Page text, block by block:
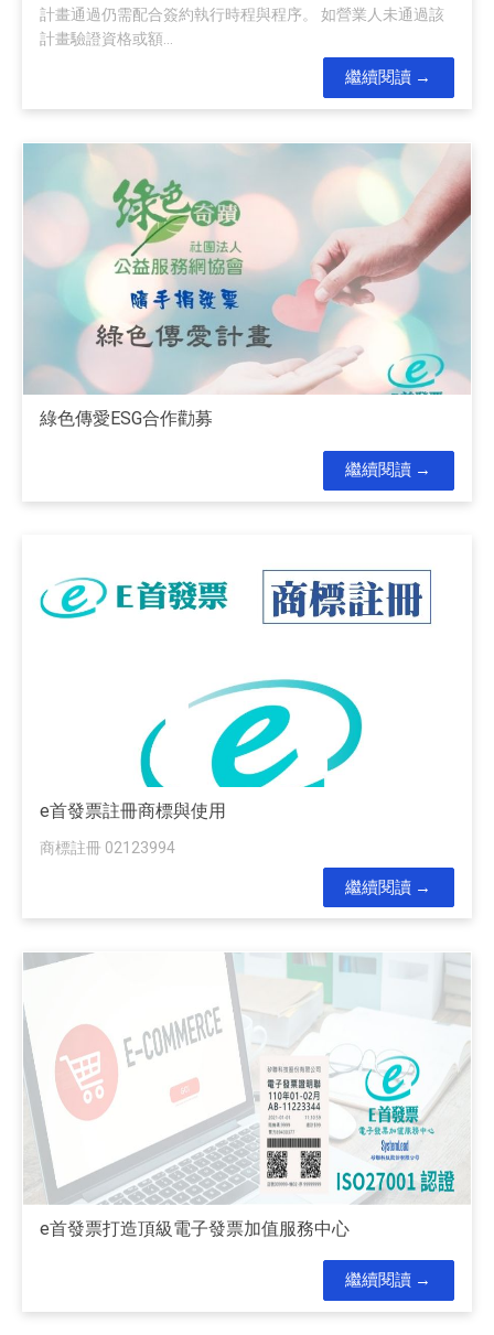
計畫通過仍需配合簽約執行時程與程序。 如營業人未通過該
計畫驗證資格或額...
繼續閱讀
綠色傳愛ESG合作勸募
繼續閱讀
e首發票註冊商標與使用
商標註冊 02123994
繼續閱讀
e首發票打造頂級電子發票加值服務中心
繼續閱讀